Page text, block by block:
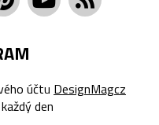
účtu DesignMagcz
den